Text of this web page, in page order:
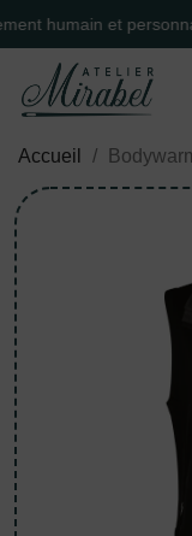
et personnalisé
Accueil